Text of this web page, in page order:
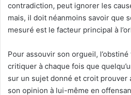
contradiction, peut ignorer les
mais, il doit néanmoins savoir que
mesuré est le facteur principal à
Pour assouvir son orgueil,
critiquer à chaque fois que
sur un sujet donné et croit prouver
son opinion à lui-même en